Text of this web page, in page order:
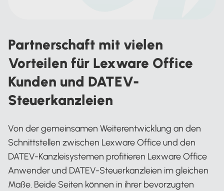
Partnerschaft mit vielen
Vorteilen für Lexware Office
Kunden und DATEV-
Steuerkanzleien
Von der gemeinsamen Weiterentwicklung an den
Schnittstellen zwischen Lexware Office und den
DATEV-Kanzleisystemen profitieren Lexware Office
Anwender und DATEV-Steuerkanzleien im gleichen
Maße. Beide Seiten können in ihrer bevorzugten